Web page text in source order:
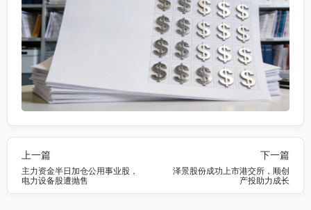
上一篇
主力资金半日加仓公用事业股，
电力设备股遭抛售
下一篇
泽景股份成功上市港交所，顺创
产投助力成长